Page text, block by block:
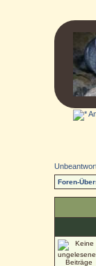
Foren-